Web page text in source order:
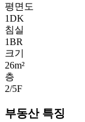
평면도
1DK
침실
1BR
크기
26m²
층
2/5F
부동산 특징